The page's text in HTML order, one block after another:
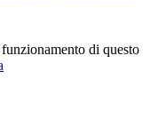
di questo